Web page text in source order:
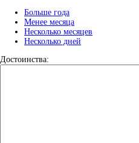
Больше года
Менее месяца
Несколько месяцев
Несколько дней
Достоинства: